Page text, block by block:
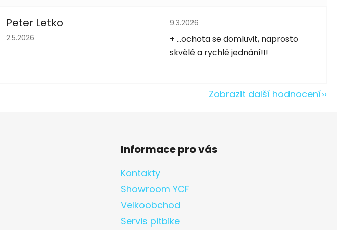
Peter Letko
Hodnocení obchodu je 5 z 5 hvězdiček.
2.5.2026
Hodnocení obchodu je 5 z 5 hvězdiček.
9.3.2026
+ ...ochota se domluvit, naprosto
skvělé a rychlé jednání!!!
Zobrazit další hodnocení
Informace pro vás
Kontakty
Showroom YCF
Velkoobchod
Servis pitbike